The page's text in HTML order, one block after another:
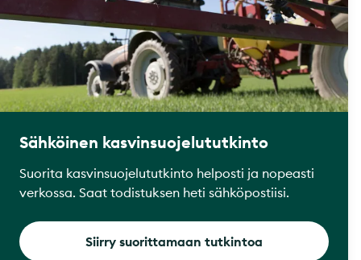
Sähköinen kasvinsuojelututkinto
Suorita kasvinsuojelututkinto helposti ja nopeasti
verkossa. Saat todistuksen heti sähköpostiisi.
Siirry suorittamaan tutkintoa